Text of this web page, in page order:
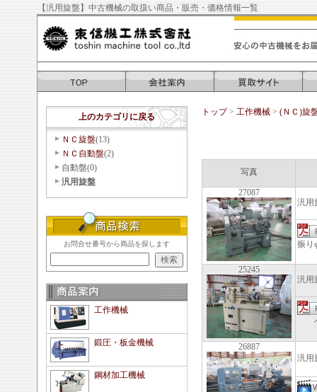
【汎用旋盤】中古機械の取扱い商品・販売・価格情報一覧
上のカテゴリに戻る
ＮＣ旋盤(13)
ＮＣ自動盤(2)
自動盤(0)
汎用旋盤
お問合せ番号から商品を探します
工作機械
鍛圧・板金機械
鋼材加工機械
トップ> 工作機械 > (ＮＣ)旋
写真
27087
汎用
振
25245
汎用
ベ
26887
汎用